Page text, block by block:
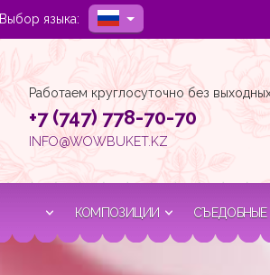
Выбор языка:
Работаем круглосуточно без
+7 (747) 778-70-70
INFO@WOWBUKET.KZ
КОМПОЗИЦИИ